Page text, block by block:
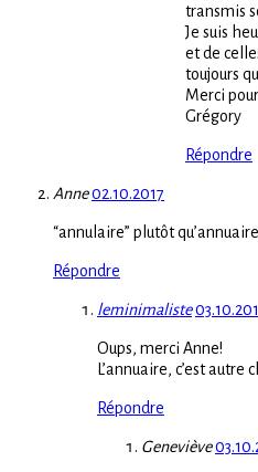
transmis
Je suis
et de
toujours
Merci
Grégory
Répondre
Anne02.10.2017
“annulaire” plutôt
Répondre
leminimaliste
Oups, merci Anne!
L’annuaire, c’est autre
Répondre
Geneviève